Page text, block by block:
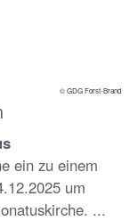
© GDG Forst-Brand
ein zu einem
um
...